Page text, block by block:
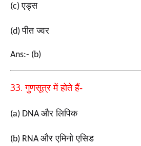
(c)एड्स
(d)पीत ज्वर
Ans:- (b)
33.गुणसूत्र में होते हैं-
(a) DNAऔर लिपिक
(b) RNAऔर एमिनो एसिड